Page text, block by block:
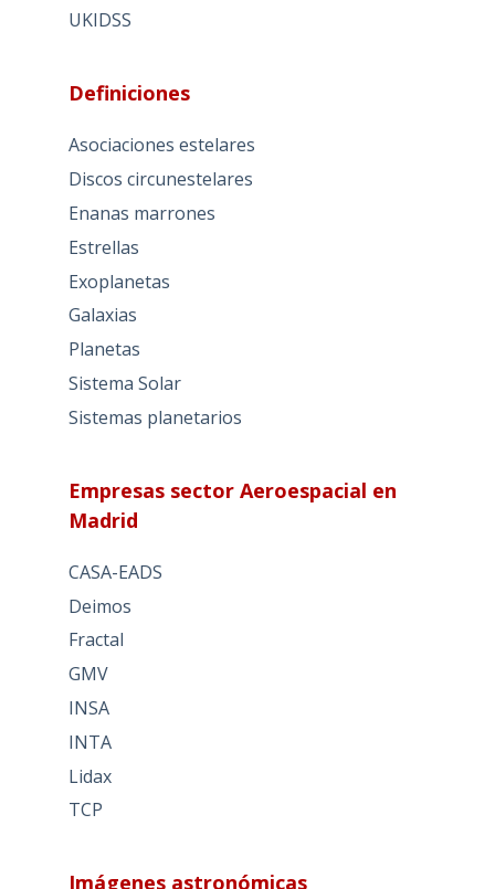
UKIDSS
Definiciones
Asociaciones estelares
Discos circunestelares
Enanas marrones
Estrellas
Exoplanetas
Galaxias
Planetas
Sistema Solar
Sistemas planetarios
Empresas sector Aeroespacial en
Madrid
CASA-EADS
Deimos
Fractal
GMV
INSA
INTA
Lidax
TCP
Imágenes astronómicas